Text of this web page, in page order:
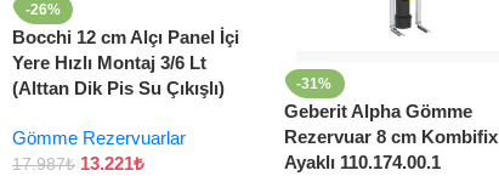
-26%
Bocchi 12 cm Alçı Panel İçi
Yere Hızlı Montaj 3/6 Lt
(Alttan Dik Pis Su Çıkışlı)
Gömme Rezervuarlar
17.987₺ 13.221₺
-31%
Geberit Alpha Gömme
Rezervuar 8 cm Kombifix
Ayaklı 110.174.00.1